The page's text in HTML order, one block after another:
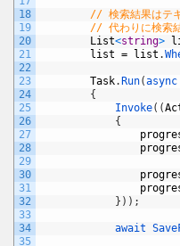
18
19
20
21
22
23
24
25
26
27
28
29
30
31
32
33
34
35
// 検索結果はテ
// 代わりに検索
List<string>
list = list .
Task. Run(async
{
Invoke( (
{
} ) ) ;
await